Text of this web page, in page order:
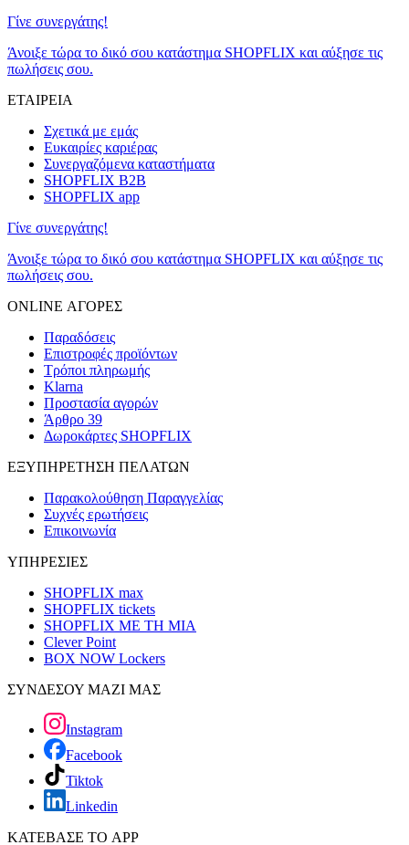
Γίνε συνεργάτης!
Άνοιξε τώρα το δικό σου κατάστημα SHOPFLIX και αύξησε τις
πωλήσεις σου.
ΕΤΑΙΡΕΙΑ
Σχετικά με εμάς
Ευκαιρίες καριέρας
Συνεργαζόμενα καταστήματα
SHOPFLIX B2B
SHOPFLIX app
Γίνε συνεργάτης!
Άνοιξε τώρα το δικό σου κατάστημα SHOPFLIX και αύξησε τις
πωλήσεις σου.
ONLINE ΑΓΟΡΕΣ
Παραδόσεις
Επιστροφές προϊόντων
Τρόποι πληρωμής
Klarna
Προστασία αγορών
Άρθρο 39
Δωροκάρτες SHOPFLIX
ΕΞΥΠΗΡΕΤΗΣΗ ΠΕΛΑΤΩΝ
Παρακολούθηση Παραγγελίας
Συχνές ερωτήσεις
Επικοινωνία
ΥΠΗΡΕΣΙΕΣ
SHOPFLIX max
SHOPFLIX tickets
SHOPFLIX ΜΕ ΤΗ ΜΙΑ
Clever Point
BOX NOW Lockers
ΣΥΝΔΕΣΟΥ ΜΑΖΙ ΜΑΣ
Instagram
Facebook
Tiktok
Linkedin
ΚΑΤΕΒΑΣΕ ΤΟ APP